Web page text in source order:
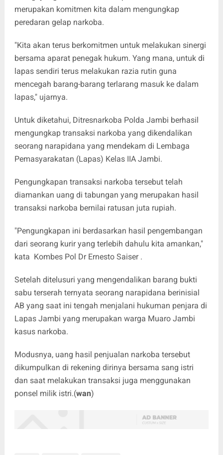
merupakan komitmen kita dalam mengungkap
peredaran gelap narkoba.
"Kita akan terus berkomitmen untuk melakukan sinergi
bersama aparat penegak hukum. Yang mana, untuk di
lapas sendiri terus melakukan razia rutin guna
mencegah barang-barang terlarang masuk ke dalam
lapas," ujarnya.
Untuk diketahui, Ditresnarkoba Polda Jambi berhasil
mengungkap transaksi narkoba yang dikendalikan
seorang narapidana yang mendekam di Lembaga
Pemasyarakatan (Lapas) Kelas IIA Jambi.
Pengungkapan transaksi narkoba tersebut telah
diamankan uang di tabungan yang merupakan hasil
transaksi narkoba bernilai ratusan juta rupiah.
"Pengungkapan ini berdasarkan hasil pengembangan
dari seorang kurir yang terlebih dahulu kita amankan,"
kata Kombes Pol Dr Ernesto Saiser .
Setelah ditelusuri yang mengendalikan barang bukti
sabu terserah ternyata seorang narapidana berinisial
AB yang saat ini tengah menjalani hukuman penjara di
Lapas Jambi yang merupakan warga Muaro Jambi
kasus narkoba.
Modusnya, uang hasil penjualan narkoba tersebut
dikumpulkan di rekening dirinya bersama sang istri
dan saat melakukan transaksi juga menggunakan
ponsel milik istri.(wan)